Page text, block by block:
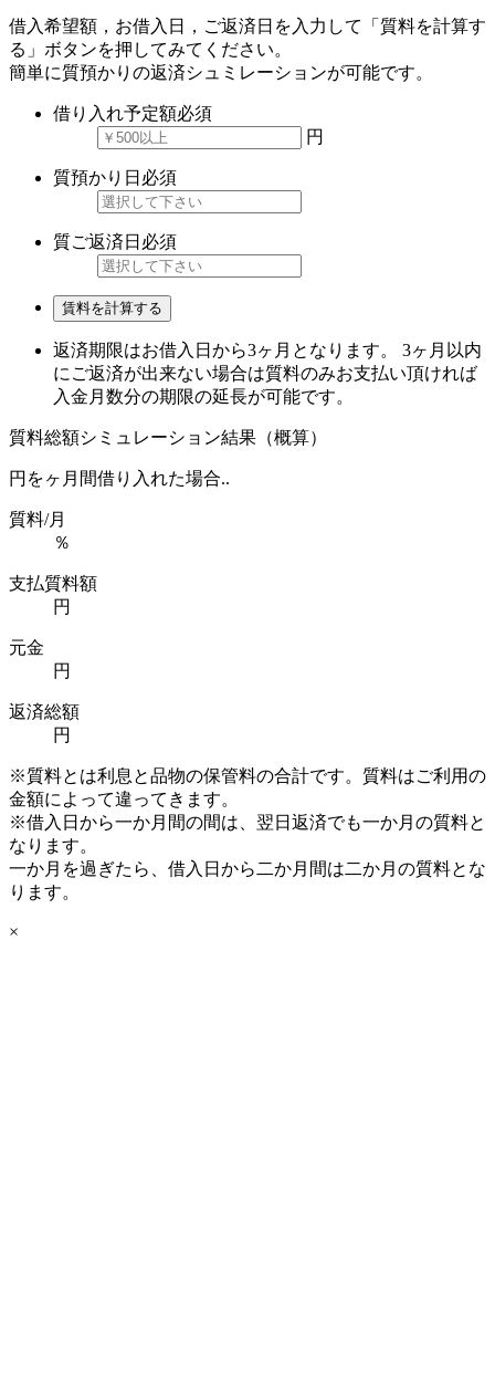
借入希望額，お借入日，ご返済日を入力して「質料を計算す
る」ボタンを押してみてください。
簡単に質預かりの返済シュミレーションが可能です。
借り入れ予定額必須
円
質預かり日 必須
質ご返済日 必須
賃料を計算する
返済期限はお借入日から3ヶ月となります。 3ヶ月以内
にご返済が出来ない場合は質料のみお支払い頂ければ
入金月数分の期限の延長が可能です。
質料総額シミュレーション結果（概算）
円をヶ月間借り入れた場合..
質料/月
％
支払質料額
円
元金
円
返済総額
円
※質料とは利息と品物の保管料の合計です。質料はご利用の
金額によって違ってきます。
※借入日から一か月間の間は、翌日返済でも一か月の質料と
なります。
一か月を過ぎたら、借入日から二か月間は二か月の質料とな
ります。
×